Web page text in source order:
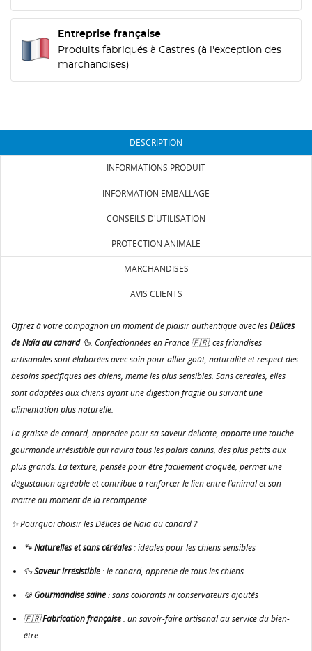
Entreprise française
Produits fabriqués à Castres (à l'exception des
marchandises)
DESCRIPTION
INFORMATIONS PRODUIT
INFORMATION EMBALLAGE
CONSEILS D'UTILISATION
PROTECTION ANIMALE
MARCHANDISES
AVIS CLIENTS
Offrez à votre compagnon un moment de plaisir authentique avec lesDélices
de Naïa au canard🦆. Confectionnées en France 🇫🇷, ces friandises
artisanales sont élaborées avec soin pour allier goût, naturalité et respect des
besoins spécifiques des chiens, même les plus sensibles. Sans céréales, elles
sont adaptées aux chiens ayant une digestion fragile ou suivant une
alimentation plus naturelle.
La graisse de canard, appréciée pour sa saveur délicate, apporte une touche
gourmande irrésistible qui ravira tous les palais canins, des plus petits aux
plus grands. La texture, pensée pour être facilement croquée, permet une
dégustation agréable et contribue à renforcer le lien entre l’animal et son
maître au moment de la récompense.
✨ Pourquoi choisir les Délices de Naïa au canard ?
🐾Naturelles et sans céréales: idéales pour les chiens sensibles
🦆Saveur irrésistible: le canard, apprécié de tous les chiens
🍪 Gourmandise saine: sans colorants ni conservateurs ajoutés
🇫🇷Fabrication française: un savoir-faire artisanal au service du bien-
être
MES LISTES D'ENVIE
Créer une nouvelle liste
CRÉER UNE LISTE D'ENVIES
Annuler Créer une liste d'envies
CONNEXION
à votre liste d'envies.
Annuler Connexion